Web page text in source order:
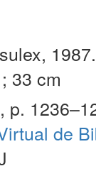
1987.
33 cm
p.
de